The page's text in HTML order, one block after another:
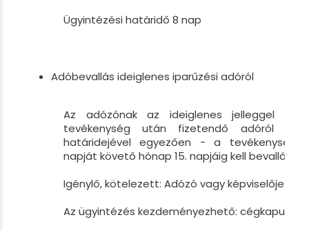
Ügyintézési határidő 8 nap
Adóbevallás ideiglenes iparűzési adóról
Az adózónak az ideiglenes jelleggel
tevékenység után fizetendő adóról -
határidejével egyezően - a tevékenység
napját követő hónap 15. napjáig kell bevallást
Igénylő, kötelezett: Adózó vagy képviselője
Az ügyintézés kezdeményezhető: cégkapu